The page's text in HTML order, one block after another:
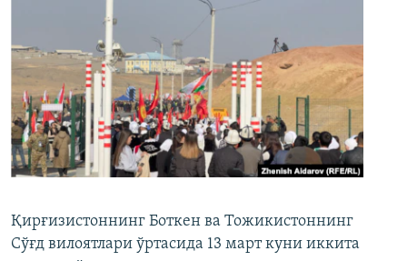
Қирғизистоннинг Боткен ва Тожикистоннинг
Сўғд вилоятлари ўртасида 13 март куни иккита